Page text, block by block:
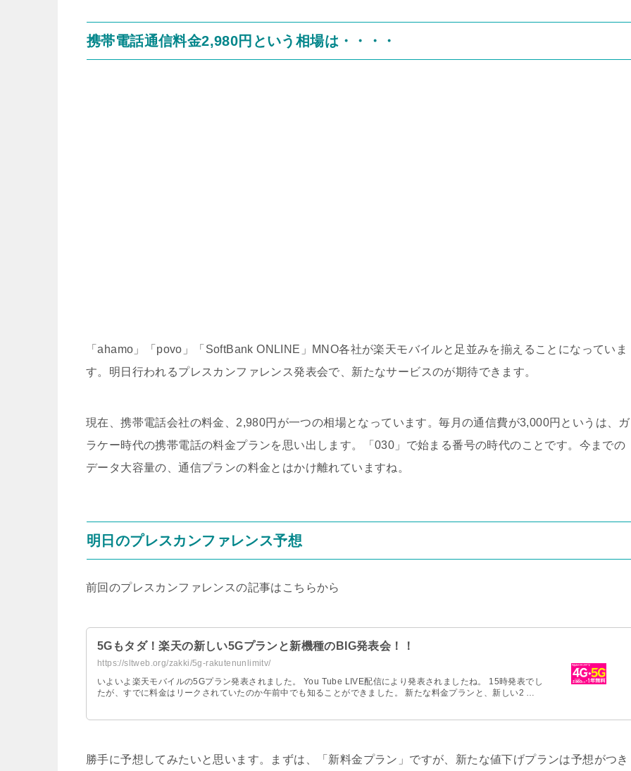
携帯電話通信料金2,980円という相場は・・・・
「ahamo」「povo」「SoftBank ONLINE」MNO各社が楽天モバイルと足並みを揃えることになっていま
す。明日行われるプレスカンファレンス発表会で、新たなサービスのが期待できます。
現在、携帯電話会社の料金、2,980円が一つの相場となっています。毎月の通信費が3,000円というは、ガ
ラケー時代の携帯電話の料金プランを思い出します。「030」で始まる番号の時代のことです。今までの
データ大容量の、通信プランの料金とはかけ離れていますね。
明日のプレスカンファレンス予想
前回のプレスカンファレンスの記事はこちらから
5Gもタダ！楽天の新しい5Gプランと新機種のBIG発表会！！
https://sltweb.org/zakki/5g-rakutenunlimitv/
いよいよ楽天モバイルの5Gプラン発表されました。 You Tube LIVE配信により発表されましたね。 15時発表でし
たが、すでに料金はリークされていたのか午前中でも知ることができました。 新たな料金プランと、新しい2 …
勝手に予想してみたいと思います。まずは、「新料金プラン」ですが、新たな値下げプランは予想がつき